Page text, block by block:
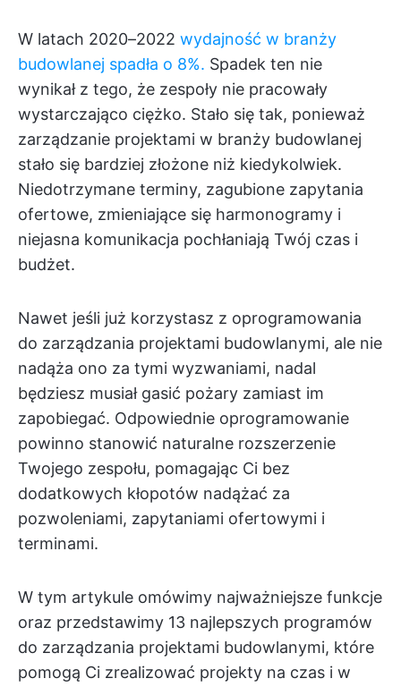
W latach 2020–2022 wydajność w branży
budowlanej spadła o 8%. Spadek ten nie
wynikał z tego, że zespoły nie pracowały
wystarczająco ciężko. Stało się tak, ponieważ
zarządzanie projektami w branży budowlanej
stało się bardziej złożone niż kiedykolwiek.
Niedotrzymane terminy, zagubione zapytania
ofertowe, zmieniające się harmonogramy i
niejasna komunikacja pochłaniają Twój czas i
budżet.
Nawet jeśli już korzystasz z oprogramowania
do zarządzania projektami budowlanymi, ale nie
nadąża ono za tymi wyzwaniami, nadal
będziesz musiał gasić pożary zamiast im
zapobiegać. Odpowiednie oprogramowanie
powinno stanowić naturalne rozszerzenie
Twojego zespołu, pomagając Ci bez
dodatkowych kłopotów nadążać za
pozwoleniami, zapytaniami ofertowymi i
terminami.
W tym artykule omówimy najważniejsze funkcje
oraz przedstawimy 13 najlepszych programów
do zarządzania projektami budowlanymi, które
pomogą Ci zrealizować projekty na czas i w